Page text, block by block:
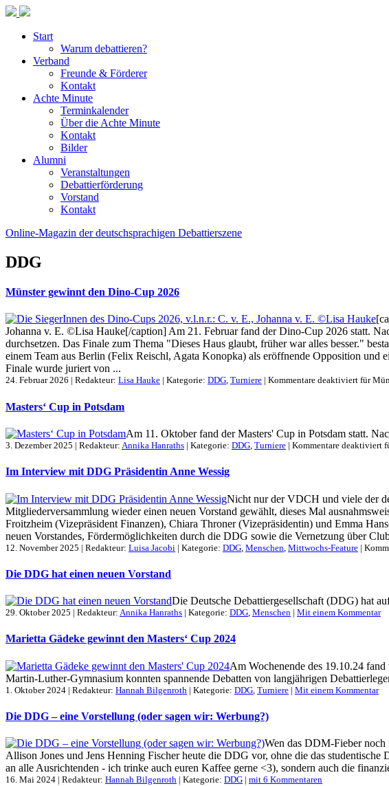
Start
Warum debattieren?
Verband
Freunde & Förderer
Kontakt
Achte Minute
Terminkalender
Über die Achte Minute
Kontakt
Bilder
Alumni
Veranstaltungen
Debattierförderung
Vorstand
Kontakt
Online-Magazin der deutschsprachigen Debattierszene
DDG
Münster gewinnt den Dino-Cup 2026
Johanna v. E. ©Lisa Hauke[/caption] Am 21. Februar fand der Dino-Cup 2026 statt.
durchsetzen. Das Finale zum Thema "Dieses Haus glaubt, früher war alles besser."
einem Team aus Berlin (Felix Reischl, Agata Konopka) als eröffnende Opposition
Finale wurde juriert von ...
24. Februar 2026 | Redakteur: Lisa Hauke | Kategorie: DDG, Turniere | Kommentare deaktiviert für
Masters‘ Cup in Potsdam
Am 11. Oktober fand der Masters' Cup in Potsdam statt.
3. Dezember 2025 | Redakteur: Annika Hanraths | Kategorie: DDG Turniere | Kommentare deaktiviert
Im Interview mit DDG Präsidentin Anne Wessig
Nicht nur der VDCH und viele der
Mitgliederversammlung wieder einen neuen Vorstand gewählt, dieses Mal
Froitzheim (Vizepräsident Finanzen), Chiara Throner (Vizepräsidentin) und Emma
neuen Vorstandes, Fördermöglichkeiten durch die DDG sowie die Vernetzung über
12. November 2025 | Redakteur: Luisa Jacobi | Kategorie: DDG Menschen Mittwochs-Feature |
Die DDG hat einen neuen Vorstand
Die Deutsche Debattiergesellschaft (DDG) hat
29. Oktober 2025 | Redakteur: Annika Hanraths | Kategorie: DDG, Menschen | Mit einem Kommentar
Marietta Gädeke gewinnt den Masters‘ Cup 2024
Am Wochenende des 19.10.24
Martin-Luther-Gymnasium konnten spannende Debatten von langjährigen
1. Oktober 2024 | Redakteur: Hannah Bilgenroth | Kategorie: DDG Turniere | Mit einem Kommentar
Die DDG – eine Vorstellung (oder sagen wir: Werbung?)
Wen das DDM-Fieber noch
Allison Jones und Jens Henning Fischer heute die DDG vor, ohne die das
an alle Ausrichtenden - ich trinke auch euren Kaffee gerne <3), sondern auch die
16. Mai 2024 | Redakteur: Hannah Bilgenroth | Kategorie: DDG | mit 6 Kommentaren